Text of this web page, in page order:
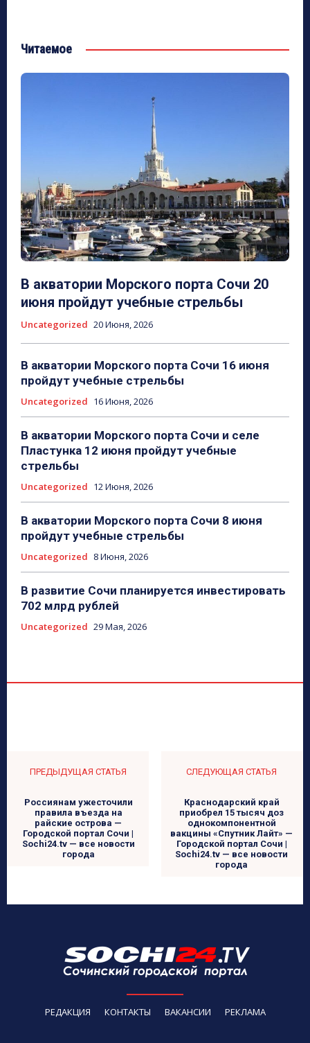
Читаемое
В акватории Морского порта Сочи 20
июня пройдут учебные стрельбы
Uncategorized 20 Июня, 2026
В акватории Морского порта Сочи 16 июня
пройдут учебные стрельбы
Uncategorized 16 Июня, 2026
В акватории Морского порта Сочи и селе
Пластунка 12 июня пройдут учебные
стрельбы
Uncategorized 12 Июня, 2026
В акватории Морского порта Сочи 8 июня
пройдут учебные стрельбы
Uncategorized 8 Июня, 2026
В развитие Сочи планируется инвестировать
702 млрд рублей
Uncategorized 29 Мая, 2026
ПРЕДЫДУЩАЯ СТАТЬЯ
Россиянам ужесточили
правила въезда на
райские острова —
Городской портал Сочи |
Sochi24.tv — все новости
города
СЛЕДУЮЩАЯ СТАТЬЯ
Краснодарский край
приобрел 15 тысяч доз
однокомпонентной
вакцины «Спутник Лайт» —
Городской портал Сочи |
Sochi24.tv — все новости
города
РЕДАКЦИЯ КОНТАКТЫ ВАКАНСИИ РЕКЛАМА